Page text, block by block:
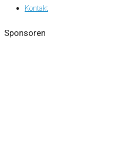
Kontakt
Sponsoren